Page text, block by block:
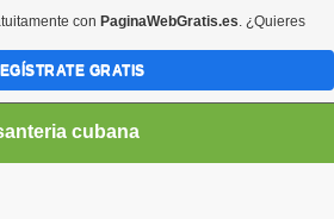
cubana
con PaginaWebGratis.es. ¿Quieres
GRATIS